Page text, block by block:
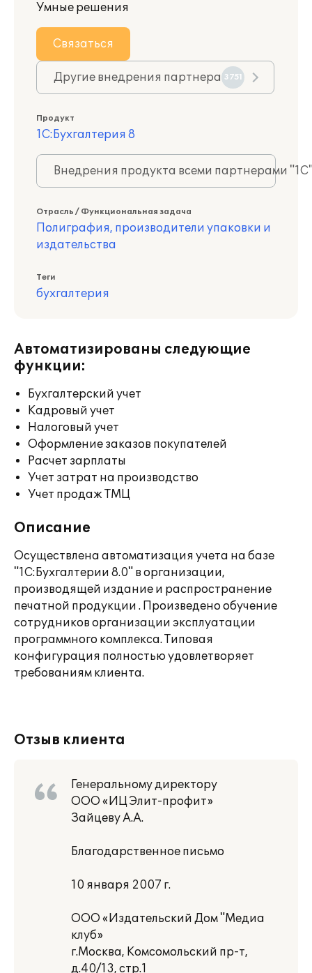
Умные решения
Связаться
Другие внедрения партнера 3751
Продукт
1С:Бухгалтерия 8
Внедрения продукта всеми партнерами
Отрасль / Функциональная задача
Полиграфия, производители упаковки и
издательства
Теги
бухгалтерия
Автоматизированы следующие
функции:
Бухгалтерский учет
Кадровый учет
Налоговый учет
Оформление заказов покупателей
Расчет зарплаты
Учет затрат на производство
Учет продаж ТМЦ
Описание
Осуществлена автоматизация учета на базе
"1С:Бухгалтерии 8.0" в организации,
производящей издание и распространение
печатной продукции . Произведено обучение
сотрудников организации эксплуатации
программного комплекса. Типовая
конфигурация полностью удовлетворяет
требованиям клиента.
Отзыв клиента
Генеральному директору
ООО «ИЦ Элит-профит»
Зайцеву А.А.
Благодарственное письмо
10 января 2007 г.
ООО «Издательский Дом "Медиа
клуб»
г.Москва, Комсомольский пр-т,
д.40/13, стр.1